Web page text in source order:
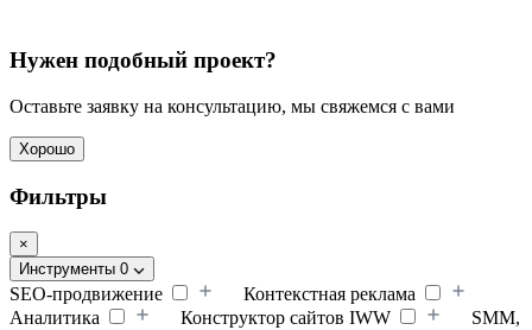
Нужен подобный проект?
Оставьте заявку на консультацию, мы свяжемся с вами
Хорошо
Фильтры
×
Инструменты 0
SEO-продвижение
Контекстная реклама
Аналитика
Конструктор сайтов IWW
SMM,